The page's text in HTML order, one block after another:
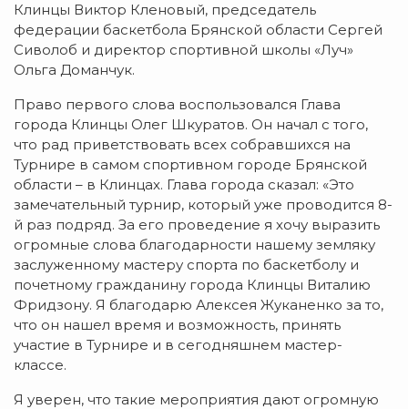
Клинцы Виктор Кленовый, председатель
федерации баскетбола Брянской области Сергей
Сиволоб и директор спортивной школы «Луч»
Ольга Доманчук.
Право первого слова воспользовался Глава
города Клинцы Олег Шкуратов. Он начал с того,
что рад приветствовать всех собравшихся на
Турнире в самом спортивном городе Брянской
области – в Клинцах. Глава города сказал: «Это
замечательный турнир, который уже проводится 8-
й раз подряд. За его проведение я хочу выразить
огромные слова благодарности нашему земляку
заслуженному мастеру спорта по баскетболу и
почетному гражданину города Клинцы Виталию
Фридзону. Я благодарю Алексея Жуканенко за то,
что он нашел время и возможность, принять
участие в Турнире и в сегодняшнем мастер-
классе.
Я уверен, что такие мероприятия дают огромную